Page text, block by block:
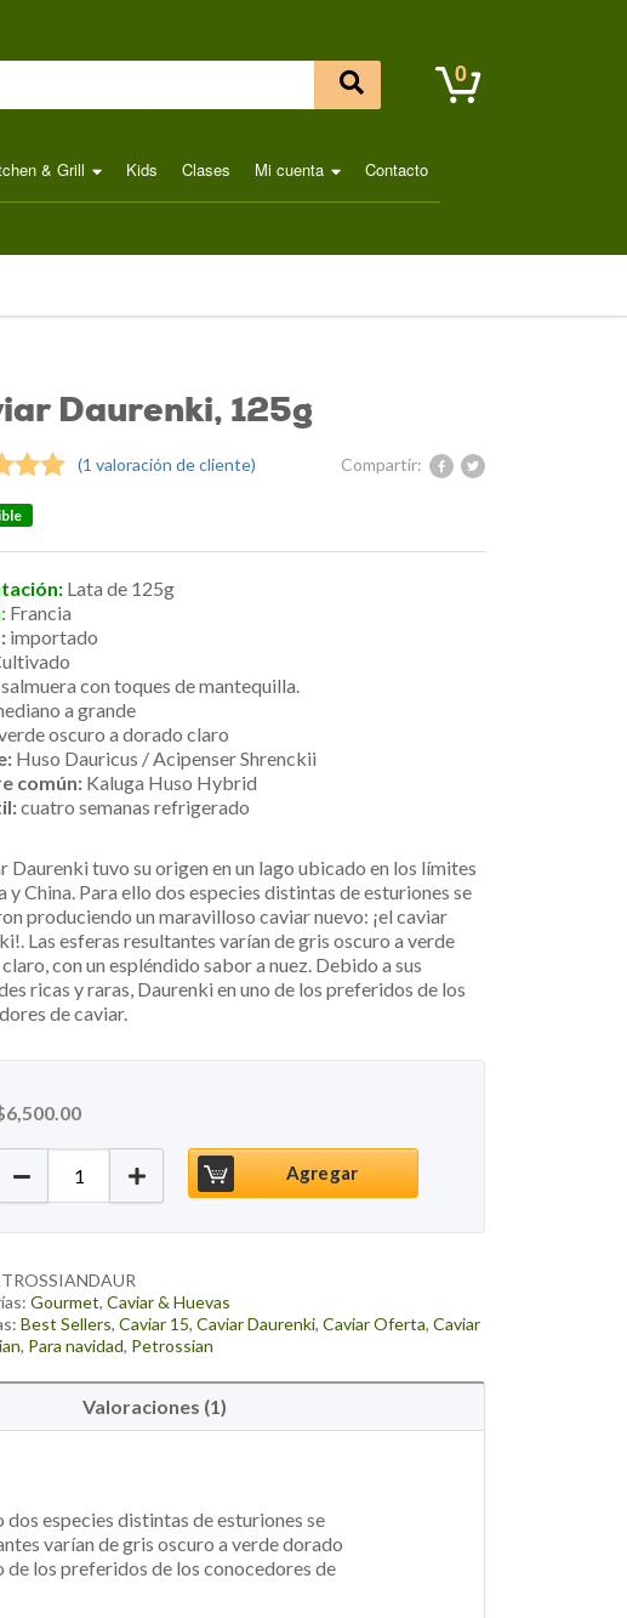
0
& Grill Kids Clases Mi cuenta Contacto
Daurenki, 125g
Compartir:
(1 valoración de cliente)
Lata de 125g
: Francia
importado
salmuera con toques de mantequilla.
a grande
oscuro a dorado claro
Huso Dauricus / Acipenser Shrenckii
común: Kaluga Huso Hybrid
cuatro semanas refrigerado
Daurenki tuvo su origen en un lago ubicado en los límites
y China. Para ello dos especies distintas de esturiones se
produciendo un maravilloso caviar nuevo: ¡el caviar
Las esferas resultantes varían de gris oscuro a verde
con un espléndido sabor a nuez. Debido a sus
ricas y raras, Daurenki en uno de los preferidos de los
de caviar.
6,500.00
Caviar Daurenki, 125g cantidad
Agregar
Gourmet,Caviar & Huevas
Best Sellers,Caviar 15,Caviar Daurenki,Caviar Oferta,Caviar
, Para navidad, Petrossian
Valoraciones (1)
especies distintas de esturiones se
varían de gris oscuro a verde dorado
de los preferidos de los conocedores de